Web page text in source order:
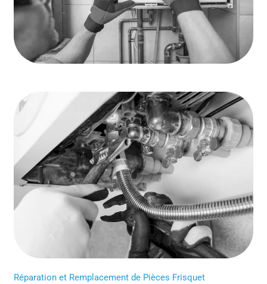
Réparation et Remplacement de Pièces Frisquet